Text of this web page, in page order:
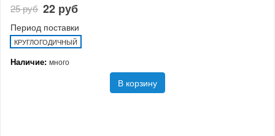
25 руб 22 руб
Период поставки
КРУГЛОГОДИЧНЫЙ
Наличие: много
В корзину